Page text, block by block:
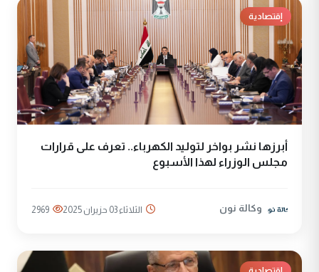
إقتصادية
أبرزها نشر بواخر لتوليد الكهرباء.. تعرف على قرارات
مجلس الوزراء لهذا الأسبوع
وكالة نون الثلاثاء 03 حزيران 2025 2969